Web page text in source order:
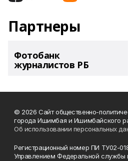
Партнеры
Фотобанк
журналистов РБ
© 2026 Сайт общественно-
города Ишимбая и Ишимбайского
Об использовании персональных
Регистрационный номер ПИ ТУ02-
Управлением Федеральной службы